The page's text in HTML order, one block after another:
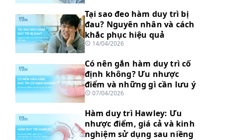
Tại sao đeo hàm duy trì bị
đau? Nguyên nhân và cách
khắc phục hiệu quả
14/04/2026
Có nên gắn hàm duy trì cố
định không? Ưu nhược
điểm và những gì cần lưu ý
07/04/2026
Hàm duy trì Hawley: Ưu
nhược điểm, giá cả và kinh
nghiệm sử dụng sau niềng